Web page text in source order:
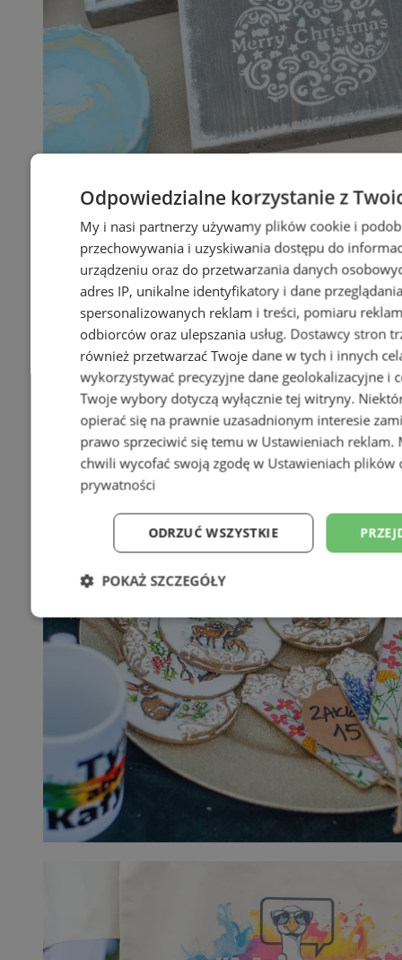
Odpowiedzialne korzystanie z
My i nasi partnerzy używamy plików cookie i
przechowywania i uzyskiwania dostępu do
urządzeniu oraz do przetwarzania danych
adres IP, unikalne identyfikatory i dane
spersonalizowanych reklam i treści, pomiaru
odbiorców oraz ulepszania usług. Dostawcy stron
również przetwarzać Twoje dane w tych i innych
wykorzystywać precyzyjne dane geolokalizacyjne i
Twoje wybory dotyczą wyłącznie tej witryny.
opierać się na prawnie uzasadnionym interesie
prawo sprzeciwić się temu w Ustawieniach reklam.
chwili wycofać swoją zgodę w Ustawieniach plików
prywatności
ODRZUĆ WSZYSTKIE
POKAŻ SZCZEGÓŁY
Niezbędne Wydajność
Niesklasyfikowane
Niezbędne Targetowanie
Provider/
Domena
Okres
SessID
zabrze.com.pl 1 rok